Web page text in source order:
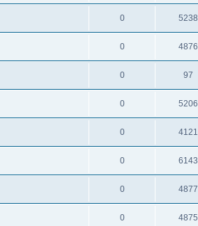
0 5238
0 4876
0 97
0 5206
0 4121
0 6143
0 4877
0 4875